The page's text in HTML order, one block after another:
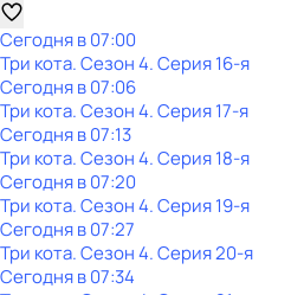
Сегодня в 07:00
Три кота. Сезон 4. Серия 16-я
Сегодня в 07:06
Три кота. Сезон 4. Серия 17-я
Сегодня в 07:13
Три кота. Сезон 4. Серия 18-я
Сегодня в 07:20
Три кота. Сезон 4. Серия 19-я
Сегодня в 07:27
Три кота. Сезон 4. Серия 20-я
Сегодня в 07:34